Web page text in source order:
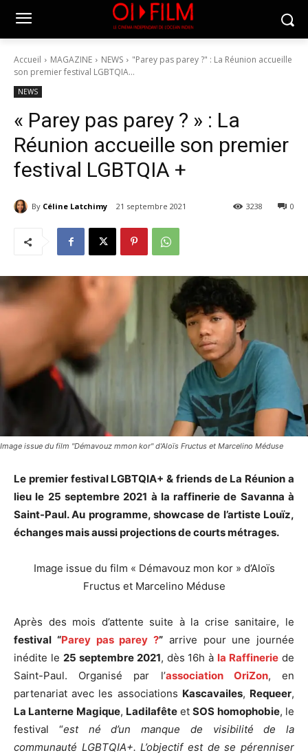
Accueil MAGAZINE NEWS
"Parey pas parey ?" : La Réunion accueille
son premier festival LGBTQIA...
NEWS
« Parey pas parey ? » : La
Réunion accueille son premier
festival LGBTQIA +
By Céline Latchimy 21 septembre 2021 0
3238
Image issue du film "Démavouz mmon kor" d'Aloïs Fructus et Marcelino Méduse
Le premier festival LGBTQIA+ & friends de La Réunion a
lieu le 25 septembre 2021 à la raffinerie de Savanna à
Saint-Paul. Au programme, showcase de l’artiste Louïz,
échanges mais aussi projections de courts métrages.
Image issue du film « Démavouz mon kor » d’Aloïs
Fructus et Marcelino Méduse
Après des mois d’attente suite à la crise sanitaire, le
festival “Parey pas parey ?” arrive pour une journée
inédite le 25 septembre 2021, dès 16h à la Raffinerie de
Saint-Paul. Organisé par l’association OriZon, en
partenariat avec les associations Kascavailes, Requeer,
La Lanterne Magique, LadilafêteetSOS homophobie, le
festival “est né d’un manque de visibilité de la
communauté LGBTQIA+. L’objectif est de se pérenniser